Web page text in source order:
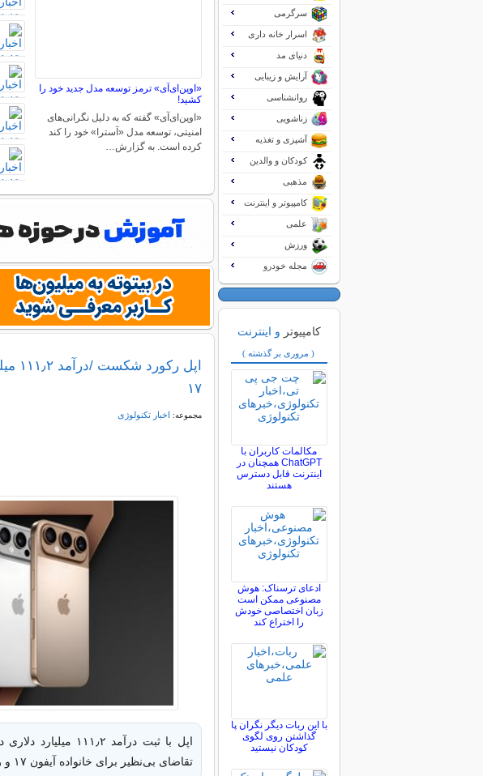
«اوپن‌ای‌آی» ترمز توسعه مدل جدید خود را
کشید!
«اوپن‌ای‌آی» گفته که به دلیل نگرانی‌های
امنیتی، توسعه مدل «آسترا» خود را کند
کرده است. به گزارش…
اپل
۱۷
مجموعه: اخبار تکنولوژی
تقاضای بی‌نظیر برای خانواده آیفون ۱۷ و رشد بخش خدمات، رکوردشکنی کرد.
سرگرمی
اسرار خانه داری
دنیای مد
آرایش و زیبایی
روانشناسی
زناشویی
آشپزی و تغذیه
کودکان و والدین
مذهبی
کامپیوتر و اینترنت
علمی
ورزش
مجله خودرو
کامپیوتر و اینترنت
( مروری بر گذشته )
مکالمات کاربران با
ChatGPT همچنان در
اینترنت قابل دسترس
هستند
ادعای ترسناک: هوش
مصنوعی ممکن است
زبان اختصاصی خودش
را اختراع کند
با این ربات دیگر نگران پا
گذاشتن روی لگوی
کودکان نیستید